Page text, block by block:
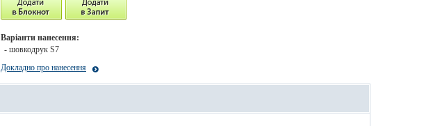
Варіанти нанесення:
- шовкодрук S7
Докладно про нанесення